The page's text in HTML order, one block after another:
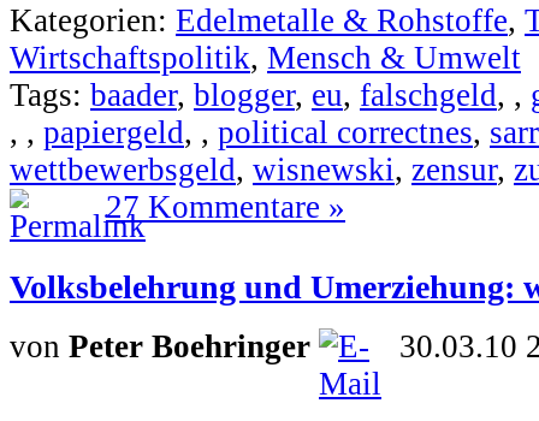
Kategorien: Edelmetalle & Rohstoffe,
Wirtschaftspolitik, Mensch & Umwelt
Tags: baader, blogger, eu, falschgeld, ,
, , papiergeld, , political correctnes,
wettbewerbsgeld, wisnewski, zensur,
27 Kommentare »
Volksbelehrung und Umerziehung:
von Peter Boehringer 30.03.10